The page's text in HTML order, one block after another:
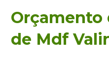
Orçamento
de Mdf